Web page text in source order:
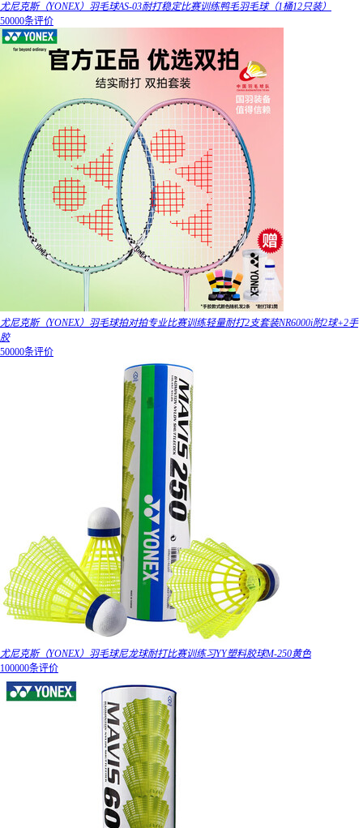
尤尼克斯（YONEX）羽毛球AS-03耐打稳定比赛训练鸭毛羽毛球（1桶12只装）
50000条评价
尤尼克斯（YONEX）羽毛球拍对拍专业比赛训练轻量耐打2支套装NR6000i附2球+2手
胶
50000条评价
尤尼克斯（YONEX）羽毛球尼龙球耐打比赛训练习YY塑料胶球M-250黄色
100000条评价